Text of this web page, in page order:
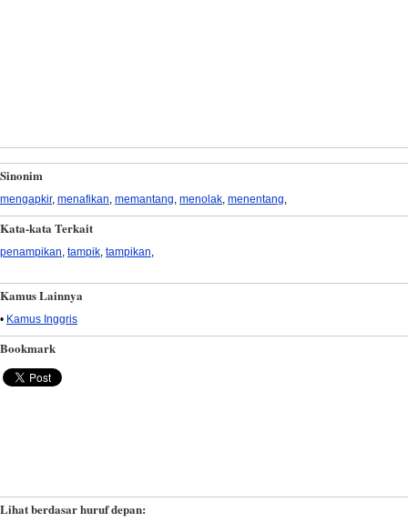
Sinonim
mengapkir, menafikan memantang menolak menentang
Kata-kata Terkait
penampikan, tampik, tampikan,
Kamus Lainnya
• Kamus Inggris
Bookmark
Lihat berdasar huruf depan: